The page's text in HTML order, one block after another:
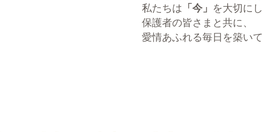
私たちは 「今」 を大切にし
保護者の皆さまと共に、
愛情あふれる毎日を築い